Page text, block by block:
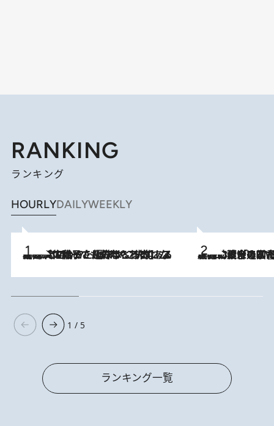
RANKING
ランキング
HOURLYDAILYWEEKLY
2026.8.5
【阿川佐和子さんの年とる力】なぜ70代で始めた趣味は“こんなに楽しい”のか？ ピアノ、俳句…スランプに陥っても続けられる“ある秘訣”とは 2026.8.3
慶應幼稚舎の図書室からテレビの世界に飛び込んだ阿川佐和子（72）
1 / 5
ランキング一覧